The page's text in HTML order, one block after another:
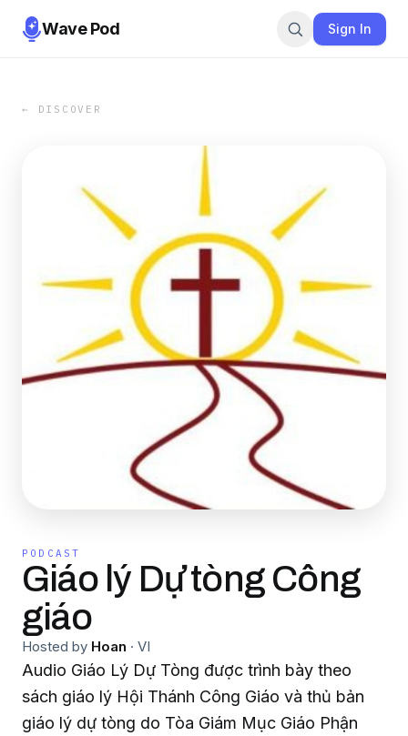
Wave Pod Sign In
← DISCOVER
PODCAST
Giáo lý Dự tòng Công
giáo
Hosted by Hoan · VI
Audio Giáo Lý Dự Tòng được trình bày theo
sách giáo lý Hội Thánh Công Giáo và thủ bản
giáo lý dự tòng do Tòa Giám Mục Giáo Phận